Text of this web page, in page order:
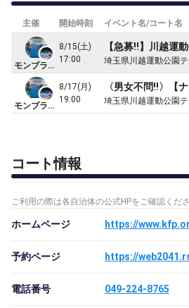
主催 開始時刻 イベント名/コート名
モンブランTC
8/15(土)
17:00
埼玉県川越運動公園
モンブランTC
8/17(月)
19:00
埼玉県川越運動公園
コート情報
ご利用の際は各自治体の公式HPをご確認くださ
ホームページ https://
予約ページ
電話番号 049-224-8765